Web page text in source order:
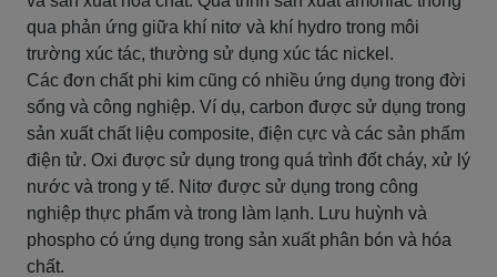
qua phản ứng giữa khí nitơ và khí hydro trong môi
trường xúc tác, thường sử dụng xúc tác nickel.
Các đơn chất phi kim cũng có nhiều ứng dụng trong đời
sống và công nghiệp. Ví dụ, carbon được sử dụng trong
sản xuất chất liệu composite, điện cực và các sản phẩm
điện tử. Oxi được sử dụng trong quá trình đốt cháy, xử lý
nước và trong y tế. Nitơ được sử dụng trong công
nghiệp thực phẩm và trong làm lạnh. Lưu huỳnh và
phospho có ứng dụng trong sản xuất phân bón và hóa
chất.